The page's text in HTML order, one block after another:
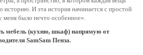
историю. И эта история начинается с простой
было нечто особенное».
мебель (кухню, шкаф) напрямую от
SamSam Пенза.